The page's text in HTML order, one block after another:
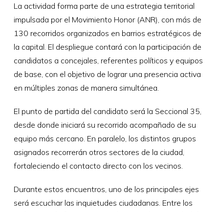
La actividad forma parte de una estrategia territorial
impulsada por el Movimiento Honor (ANR), con más de
130 recorridos organizados en barrios estratégicos de
la capital. El despliegue contará con la participación de
candidatos a concejales, referentes políticos y equipos
de base, con el objetivo de lograr una presencia activa
en múltiples zonas de manera simultánea.
El punto de partida del candidato será la Seccional 35,
desde donde iniciará su recorrido acompañado de su
equipo más cercano. En paralelo, los distintos grupos
asignados recorrerán otros sectores de la ciudad,
fortaleciendo el contacto directo con los vecinos.
Durante estos encuentros, uno de los principales ejes
será escuchar las inquietudes ciudadanas. Entre los